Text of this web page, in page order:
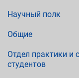
Научный полк
Общие
Отдел практики и
студентов